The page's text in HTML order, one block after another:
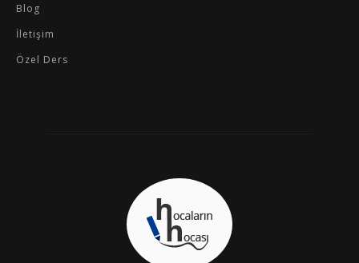
Blog
İletişim
Özel Ders